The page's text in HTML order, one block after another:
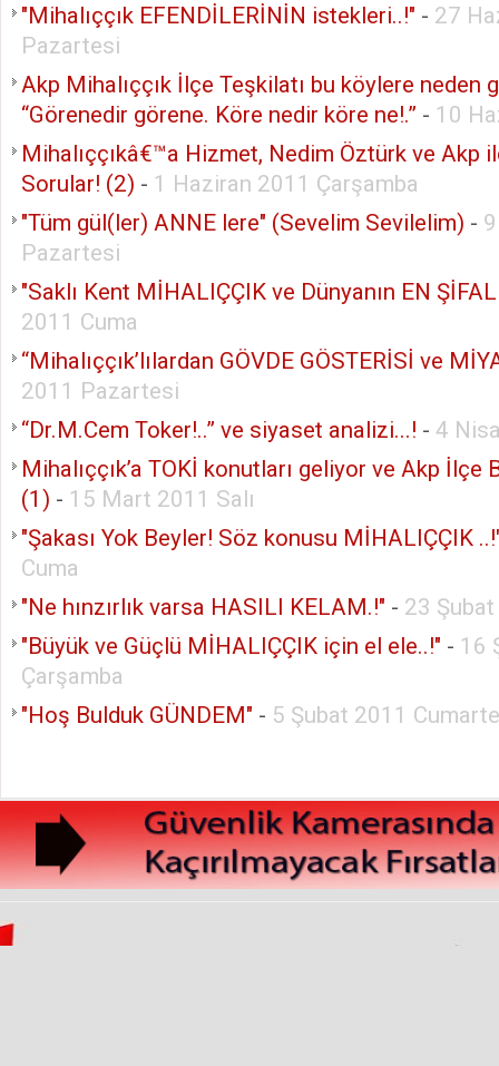
"Mihalıççık EFENDİLERİNİN istekleri..!" - 27
Pazartesi
Akp Mihalıççık İlçe Teşkilatı bu köylere neden
“Görenedir görene. Köre nedir köre ne!.” - 10
Mihalıççıkâ€™a Hizmet, Nedim Öztürk ve Akp
Sorular! (2) - 1 Haziran 2011 Çarşamba
"Tüm gül(ler) ANNE lere" (Sevelim Sevilelim) -
Pazartesi
"Saklı Kent MİHALIÇÇIK ve Dünyanın EN
2011 Cuma
“Mihalıççık’lılardan GÖVDE GÖSTERİSİ ve
2011 Pazartesi
“Dr.M.Cem Toker!..” ve siyaset analizi...! - 4
Mihalıççık’a TOKİ konutları geliyor ve Akp İlçe
(1) - 15 Mart 2011 Salı
"Şakası Yok Beyler! Söz konusu MİHALIÇÇIK
Cuma
"Ne hınzırlık varsa HASILI KELAM.!" - 23
"Büyük ve Güçlü MİHALIÇÇIK için el ele..!" - 16
Çarşamba
"Hoş Bulduk GÜNDEM" - 5 Şubat 2011